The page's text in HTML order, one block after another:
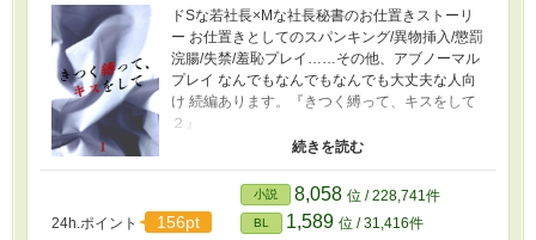
ドSな若社長×Mな社長秘書のお仕置きストーリ
ー お仕置きとしてのスパンキング/異物挿入/懲罰
浣腸/失禁/羞恥プレイ……その他、アブノーマル
プレイ なんでもなんでもなんでも大丈夫な人向
け 続編あります。『きつく縛って、キスをして
２』
（https://www.alphapolis.co.jp/novel/345342834
サイトがなくなりデータ消えてしまったので、
章分けとか章タイトルとかもなくなり忘れてし
まったので、新たに設定しました）
24h.ポイント 156pt
小説 8,058 位 / 228,741件
BL 1,589 位 / 31,416件